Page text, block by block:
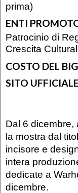
prima)
ENTI
Patrocinio di
Crescita
COSTO DEL
SITO
Dal 6 dicembre,
la mostra dal
incisore e
intera
dedicate a
dicembre.